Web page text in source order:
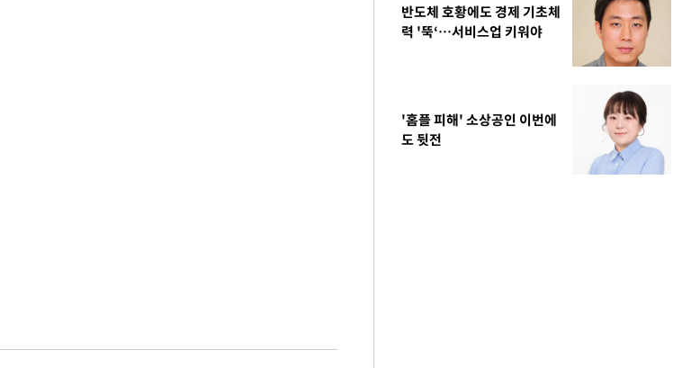
반도체 호황에도 경제 기초체
력 '뚝‘…서비스업 키워야
'홈플 피해' 소상공인 이번에
도 뒷전